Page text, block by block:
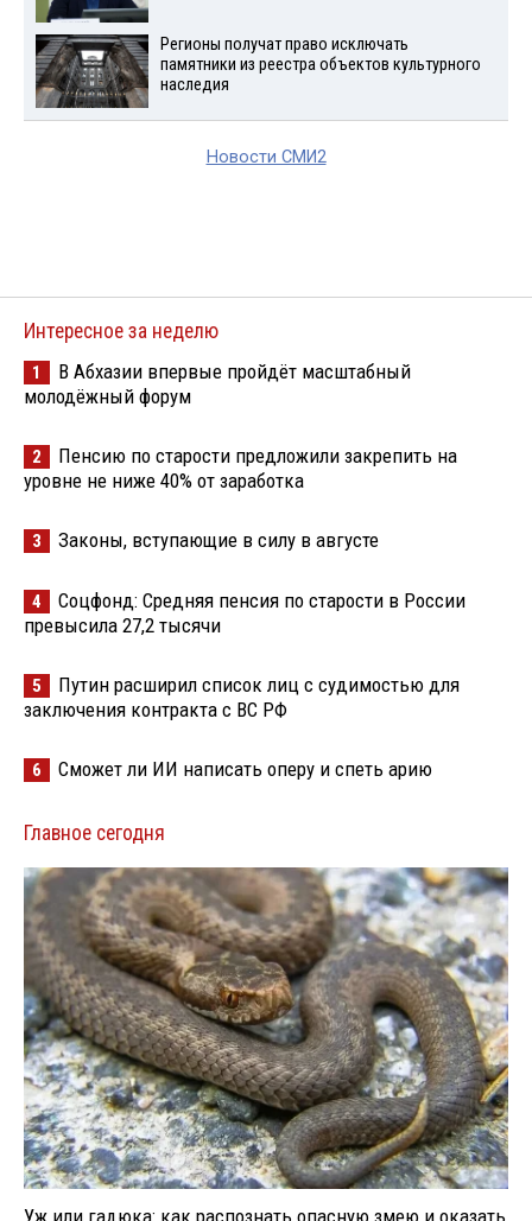
Регионы получат право исключать
памятники из реестра объектов культурного
наследия
Новости СМИ2
Интересное за неделю
1
В Абхазии впервые пройдёт масштабный
молодёжный форум
2
Пенсию по старости предложили закрепить на
уровне не ниже 40% от заработка
3 Законы, вступающие в силу в августе
4
Соцфонд: Средняя пенсия по старости в России
превысила 27,2 тысячи
5
Путин расширил список лиц с судимостью для
заключения контракта с ВС РФ
6 Сможет ли ИИ написать оперу и спеть арию
Главное сегодня